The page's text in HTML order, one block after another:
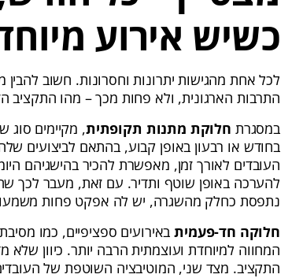
כשיש אירוע
לכל אחת מהגישות יתרונות וחסרונות. חשוב
התרבות הארגונית, ולא פחות מכך – מהו התקציב
במסגרת חלוקת מתנות תקופתית, מקיימים סוג
בחודש או רבעון באופן קבוע, בהתאם לביצועים
העובדים לאורך זמן, מאפשרת להכיר בהישגיהם
להערכה באופן שוטף ותדיר. עם זאת, מעבר לכך
נתפסת כחלק מהשגרה, יש לה אפקט פחות
חלוקה חד-פעמית באירועים ספציפיים, כמו
המחווה למיוחדת ועוצמתית הרבה יותר. כיוון שלא
התקציב. מצד שני, המוטיבציה השוטפת של